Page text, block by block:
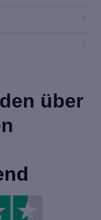
über